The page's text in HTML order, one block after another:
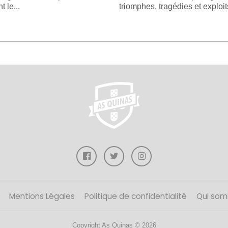
le...
triomphes, tragédies et
Mentions Légales Politique de confidentialité Qui
Copyright As Quinas © 2026